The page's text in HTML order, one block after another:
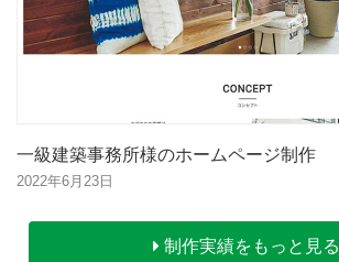
一級建築事務所様のホームページ制作
2022年6月23日
制作実績をもっと見る